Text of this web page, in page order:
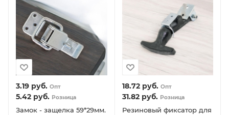
3.19 руб. Опт
5.42 руб. Розница
Замок - защелка 59*29мм.
18.72руб. Опт
31.82руб. Розница
Резиновый фиксатор для